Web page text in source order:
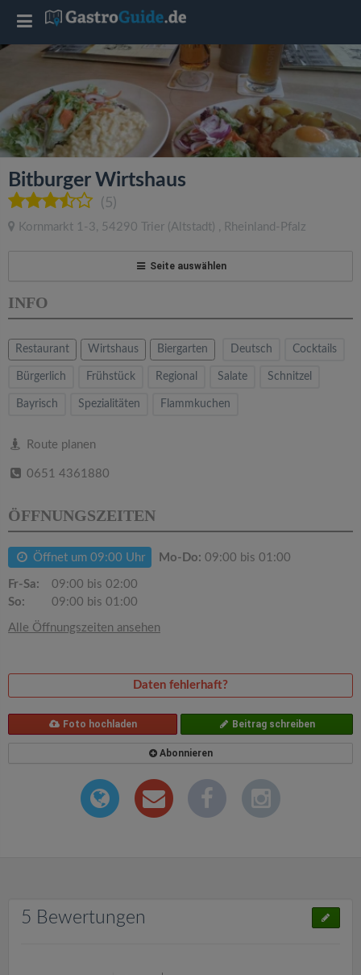
Bitburger Wirtshaus
(5)
Kornmarkt 1-3, 54290 Trier (Altstadt) , Rheinland-Pfalz
Seite auswählen
INFO
Restaurant Wirtshaus Biergarten Deutsch Cocktails
Bürgerlich Frühstück Regional Salate Schnitzel
Bayrisch Spezialitäten Flammkuchen
Route planen
0651 4361880
ÖFFNUNGSZEITEN
Öffnet um 09:00 Uhr Mo-Do: 09:00 bis 01:00
Fr-Sa:
09:00 bis 02:00
So:
09:00 bis 01:00
Alle Öffnungszeiten ansehen
Daten fehlerhaft?
Foto hochladen Beitrag schreiben
Abonnieren
5 Bewertungen
T
g
g
l
e
a
v
i
g
t
o